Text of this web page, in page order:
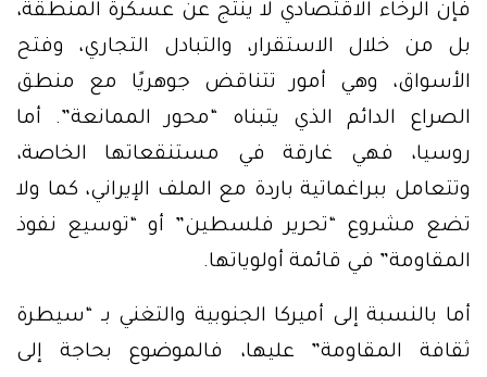
فإن الرخاء الاقتصادي لا ينتج عن عسكرة المنطقة،
بل من خلال الاستقرار، والتبادل التجاري، وفتح
الأسواق، وهي أمور تتناقض جوهريًا مع منطق
الصراع الدائم الذي يتبناه “محور الممانعة”. أما
روسيا، فهي غارقة في مستنقعاتها الخاصة،
وتتعامل ببراغماتية باردة مع الملف الإيراني، كما ولا
تضع مشروع “تحرير فلسطين” أو “توسيع نفوذ
المقاومة” في قائمة أولوياتها.
أما بالنسبة إلى أميركا الجنوبية والتغني بـ “سيطرة
ثقافة المقاومة” عليها، فالموضوع بحاجة إلى